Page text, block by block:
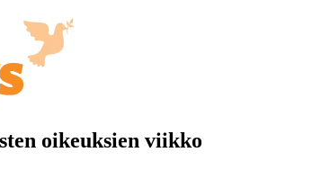
oikeuksien viikko